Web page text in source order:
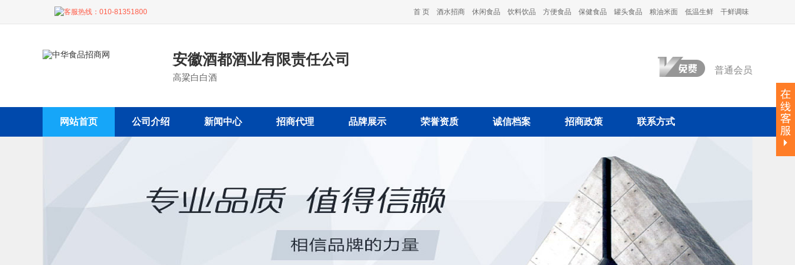
客服热线： 010-81351800 首 页 酒水招商 休闲食品 饮料饮品 方便食品 保健食品 罐头食品 粮油米面 低温生鲜 干鲜调味
安徽酒都酒业有限责任公司
高粱白白酒
普通会员
网站首页 公司介绍 新闻中心 招商代理 品牌展示 荣誉资质 诚信档案 招商政策 联系方式